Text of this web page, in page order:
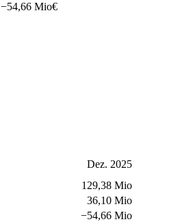
−54,66 Mio€
Dez. 2025
129,38 Mio
36,10 Mio
−54,66 Mio